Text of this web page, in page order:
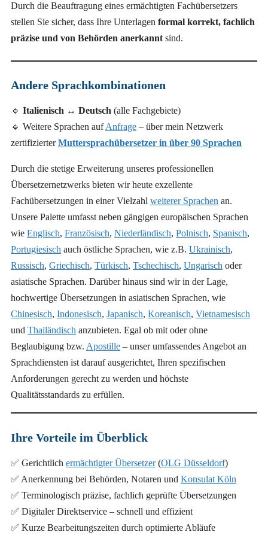
Durch die Beauftragung eines ermächtigten Fachübersetzers
stellen Sie sicher, dass Ihre Unterlagen formal korrekt, fachlich
präzise und von Behörden anerkannt sind.
Andere Sprachkombinationen
🔹 Italienisch ↔ Deutsch (alle Fachgebiete)
🔹 Weitere Sprachen aufAnfrage – über mein Netzwerk
zertifizierterMuttersprachübersetzer in über 90 Sprachen
Durch die stetige Erweiterung unseres professionellen
Übersetzernetzwerks bieten wir heute exzellente
Fachübersetzungen in einer Vielzahl weiterer Sprachen an.
Unsere Palette umfasst neben gängigen europäischen Sprachen
wie Englisch, Französisch, Niederländisch, Polnisch, Spanisch,
Portugiesisch auch östliche Sprachen, wie z.B. Ukrainisch,
Russisch, Griechisch, Türkisch, Tschechisch, Ungarisch oder
asiatische Sprachen. Darüber hinaus sind wir in der Lage,
hochwertige Übersetzungen in asiatischen Sprachen, wie
Chinesisch, Indonesisch, Japanisch, Koreanisch, Vietnamesisch
und Thailändisch anzubieten. Egal ob mit oder ohne
Beglaubigung bzw. Apostille – unser umfassendes Angebot an
Sprachdiensten ist darauf ausgerichtet, Ihren spezifischen
Anforderungen gerecht zu werden und höchste
Qualitätsstandards zu erfüllen.
Ihre Vorteile im Überblick
✅ Gerichtlich ermächtigter Übersetzer(OLG Düsseldorf)
✅ Anerkennung bei Behörden, Notaren und Konsulat Köln
✅ Terminologisch präzise, fachlich geprüfte Übersetzungen
✅ Digitaler Direktservice – schnell und effizient
✅ Kurze Bearbeitungszeiten durch optimierte Abläufe